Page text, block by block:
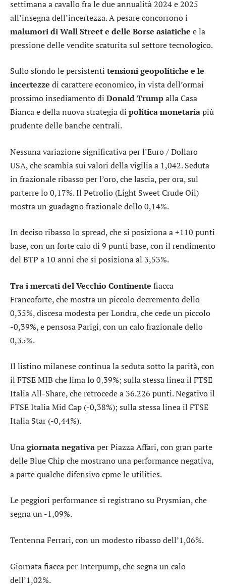
settimana a cavallo fra le due annualità 2024 e 2025
all’insegna dell’incertezza. A pesare concorrono i
malumori di Wall Street e delle Borse asiatiche e la
pressione delle vendite scaturita sul settore tecnologico.
Sullo sfondo le persistenti tensioni geopolitiche e le
incertezze di carattere economico, in vista dell’ormai
prossimo insediamento di Donald Trumpalla Casa
Bianca e della nuova strategia di politica monetariapiù
prudente delle banche centrali.
Nessuna variazione significativa per l’Euro / Dollaro
USA, che scambia sui valori della vigilia a 1,042. Seduta
in frazionale ribasso per l’oro, che lascia, per ora, sul
parterre lo 0,17%. Il Petrolio (Light Sweet Crude Oil)
mostra un guadagno frazionale dello 0,14%.
In deciso ribasso lospread, che si posiziona a +110 punti
base, con un forte calo di 9 punti base, con il rendimento
del BTP a 10 anni che si posiziona al 3,53%.
Tra i mercati del Vecchio Continente fiacca
Francoforte, che mostra un piccolo decremento dello
0,35%, discesa modesta perLondra, che cede un piccolo
-0,39%, e pensosaParigi, con un calo frazionale dello
0,35%.
Il listino milanese continua la seduta sotto la parità, con
il FTSE MIB che lima lo 0,39%; sulla stessa linea il FTSE
Italia All-Share, che retrocede a 36.226 punti. Negativo il
FTSE Italia Mid Cap (-0,38%); sulla stessa linea il FTSE
Italia Star (-0,44%).
Unagiornata negativaper Piazza Affari, con gran parte
delle Blue Chip che mostrano una performance negativa,
a parte qualche difensivo cpme le utilities.
Le peggiori performance si registrano suPrysmian, che
segna un -1,09%.
TentennaFerrari, con un modesto ribasso dell’1,06%.
Giornata fiacca perInterpump, che segna un calo
dell’1,02%.